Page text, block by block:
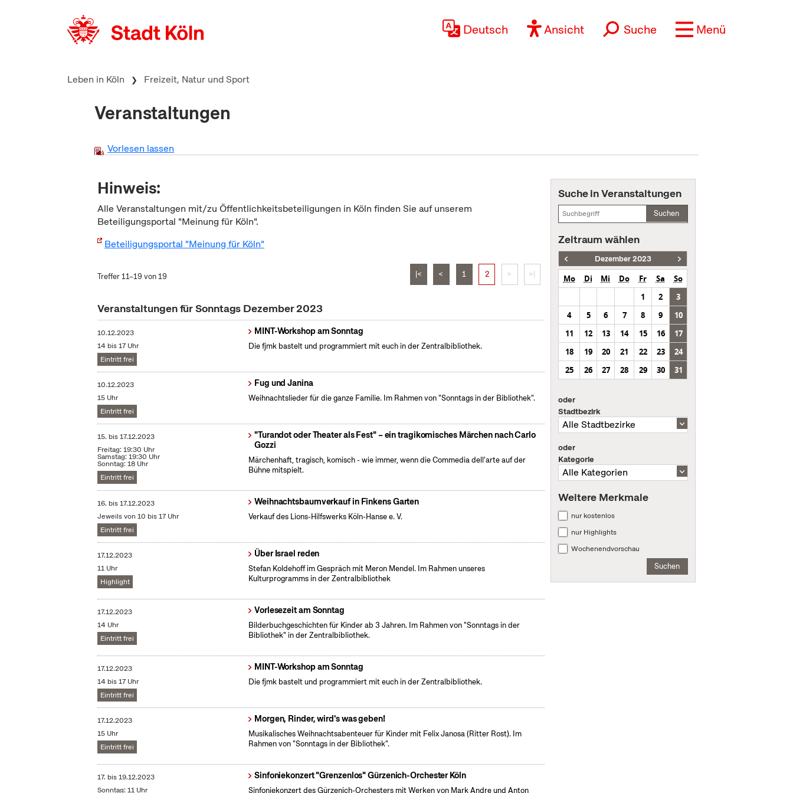
Deutsch Ansicht Suche Menü
Leben in Köln Freizeit, Natur und Sport
Veranstaltungen
Vorlesen lassen
Hinweis:
Alle Veranstaltungen mit/zu Öffentlichkeitsbeteiligungen in Köln finden Sie auf unserem
Beteiligungsportal "Meinung für Köln".
Beteiligungsportal "Meinung für Köln"
Treffer 11–19 von 19 |< < 1 2 > >|
Veranstaltungen für Sonntags Dezember 2023
10.12.2023
14 bis 17 Uhr
Eintritt frei
MINT-Workshop am Sonntag
Die fjmk bastelt und programmiert mit euch in der Zentralbibliothek.
10.12.2023
15 Uhr
Eintritt frei
Fug und Janina
Weihnachtslieder für die ganze Familie. Im Rahmen von "Sonntags in der Bibliothek".
15. bis17.12.2023
Freitag: 19:30 Uhr
Samstag: 19:30 Uhr
Sonntag: 18 Uhr
Eintritt frei
"Turandot oder Theater als Fest" – ein tragikomisches Märchen nach Carlo
Gozzi
Märchenhaft, tragisch, komisch - wie immer, wenn die Commedia dell'arte auf der
Bühne mitspielt.
16. bis17.12.2023
Jeweils von 10 bis 17 Uhr
Eintritt frei
Weihnachtsbaumverkauf in Finkens Garten
Verkauf des Lions-Hilfswerks Köln-Hanse e. V.
17.12.2023
11 Uhr
Highlight
Über Israel reden
Stefan Koldehoff im Gespräch mit Meron Mendel. Im Rahmen unseres
Kulturprogramms in der Zentralbibliothek
17.12.2023
14 Uhr
Eintritt frei
Vorlesezeit am Sonntag
Bilderbuchgeschichten für Kinder ab 3 Jahren. Im Rahmen von "Sonntags in der
Bibliothek" in der Zentralbibliothek.
17.12.2023
14 bis 17 Uhr
Eintritt frei
MINT-Workshop am Sonntag
Die fjmk bastelt und programmiert mit euch in der Zentralbibliothek.
17.12.2023
15 Uhr
Eintritt frei
Morgen, Rinder, wird's was geben!
Musikalisches Weihnachtsabenteuer für Kinder mit Felix Janosa (Ritter Rost). Im
Rahmen von "Sonntags in der Bibliothek".
17. bis19.12.2023
Sonntag: 11 Uhr
Sinfoniekonzert "Grenzenlos" Gürzenich-Orchester Köln
Sinfoniekonzert des Gürzenich-Orchesters mit Werken von Mark Andre und Anton
Suche in Veranstaltungen
Suchen
Zeitraum wählen
Dezember 2023
Mo Di Mi Do Fr Sa
So
1
2
3
4
5 6 7 8 9
10
11
12 13 14 15 16
17
18
19 20 21 22 23
24
25
26 27 28 29 30 31
oder
Stadtbezirk
oder
Kategorie
Weitere Merkmale
nur kostenlos
nur Highlights
Wochenendvorschau
Suchen